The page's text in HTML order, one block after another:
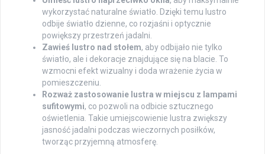
wykorzystać naturalne światło. Dzięki temu lustro
odbije światło dzienne, co rozjaśni i optycznie
powiększy przestrzeń jadalni.
Zawieś lustro nad stołem, aby odbijało nie tylko
światło, ale i dekoracje znajdujące się na blacie. To
wzmocni efekt wizualny i doda wrażenie życia w
pomieszczeniu.
Rozważ zastosowanie lustra w miejscu z lampami
sufitowymi, co pozwoli na odbicie sztucznego
oświetlenia. Takie umiejscowienie lustra zwiększy
jasność jadalni podczas wieczornych posiłków,
tworząc przyjemną atmosferę.